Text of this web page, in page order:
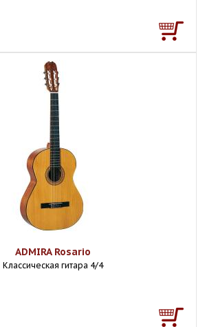
ADMIRA Rosario
Классическая гитара 4/4